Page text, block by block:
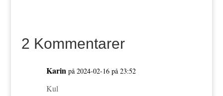
2 Kommentarer
Karin på 2024-02-16 på 23:52
Kul